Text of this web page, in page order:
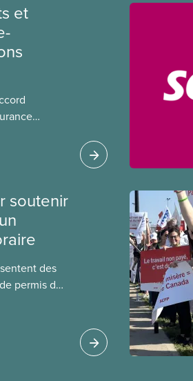
et
soutenir
des
permis de